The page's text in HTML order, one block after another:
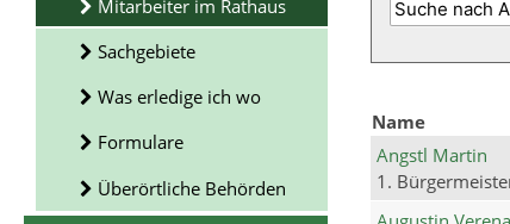
Mitarbeiter im Rathaus
Sachgebiete
Was erledige ich wo
Formulare
Überörtliche Behörden
Name
Angstl Martin
1.